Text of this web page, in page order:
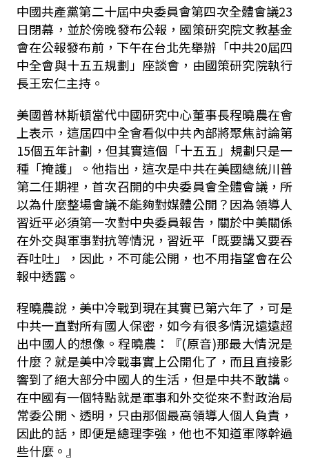
中國共產黨第二十屆中央委員會第四次全體會議23
日閉幕，並於傍晚發布公報，國策研究院文教基金
會在公報發布前，下午在台北先舉辦「中共20屆四
中全會與十五五規劃」座談會，由國策研究院執行
長王宏仁主持。
美國普林斯頓當代中國研究中心董事長程曉農在會
上表示，這屆四中全會看似中共內部將聚焦討論第
15個五年計劃，但其實這個「十五五」規劃只是一
種「掩護」。他指出，這次是中共在美國總統川普
第二任期裡，首次召開的中央委員會全體會議，所
以為什麼整場會議不能夠對媒體公開？因為領導人
習近平必須第一次對中央委員報告，關於中美關係
在外交與軍事對抗等情況，習近平「既要講又要吞
吞吐吐」，因此，不可能公開，也不用指望會在公
報中透露。
程曉農說，美中冷戰到現在其實已第六年了，可是
中共一直對所有國人保密，如今有很多情況遠遠超
出中國人的想像。程曉農：『(原音)那最大情況是
什麼？就是美中冷戰事實上公開化了，而且直接影
響到了絕大部分中國人的生活，但是中共不敢講。
在中國有一個特點就是軍事和外交從來不對政治局
常委公開、透明，只由那個最高領導人個人負責，
因此的話，即便是總理李強，他也不知道軍隊幹過
些什麼。』